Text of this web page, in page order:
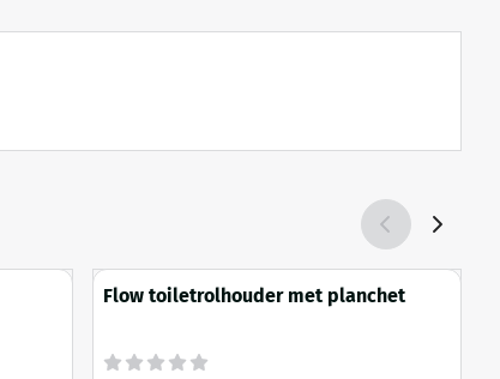
Flow toiletrolhouder met planchet